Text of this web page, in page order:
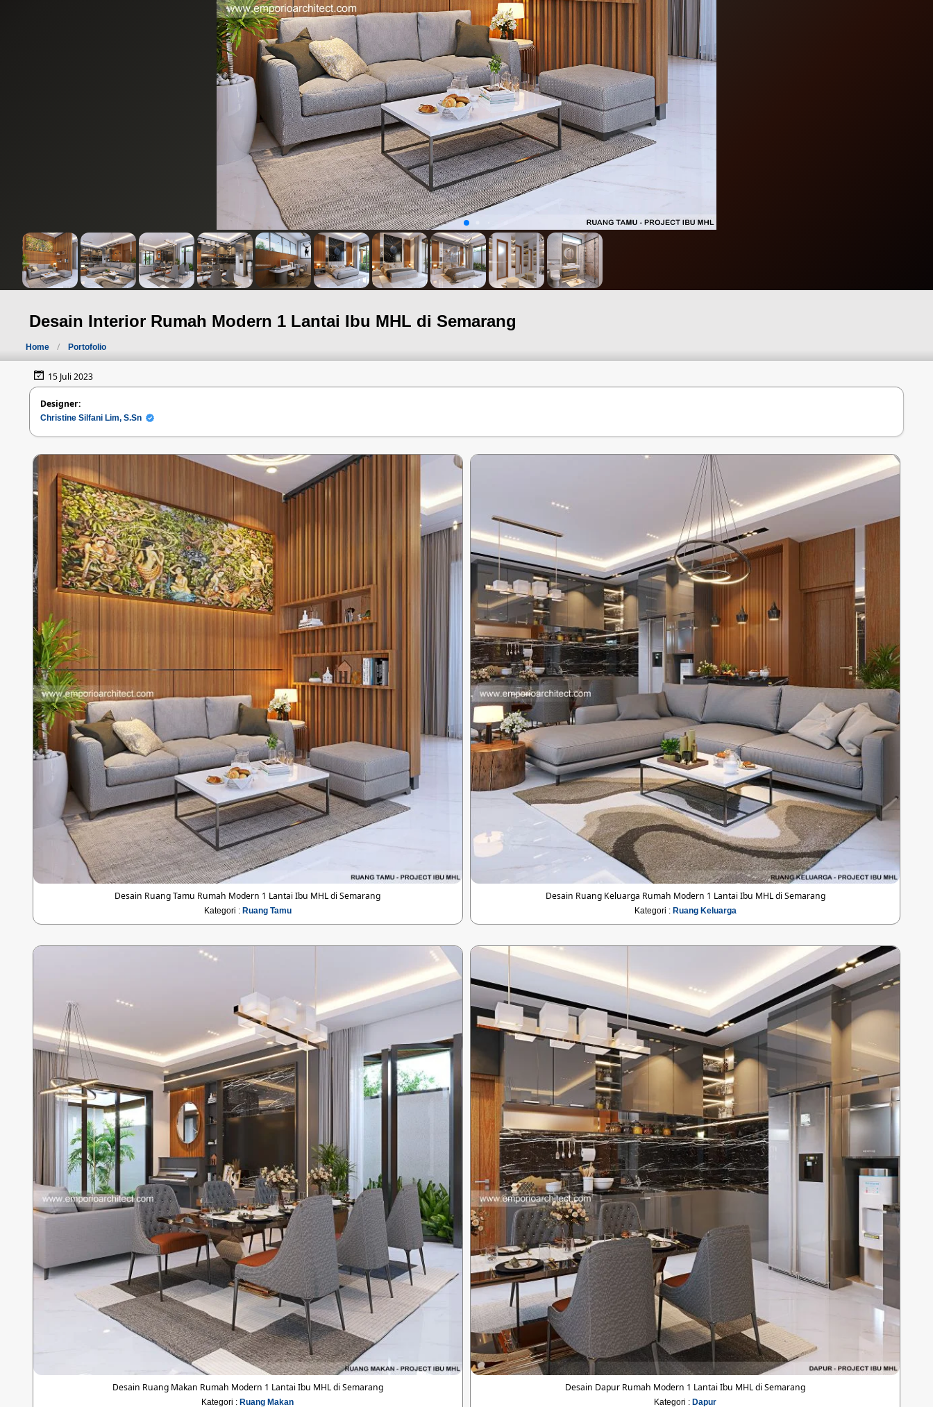
Desain Interior Rumah Modern 1 Lantai Ibu MHL di Semarang
Home Portofolio
15 Juli 2023
Designer:
Christine Silfani Lim, S.Sn
Desain Ruang Tamu Rumah Modern 1 Lantai Ibu MHL di Semarang
Kategori : Ruang Tamu
Desain Ruang Keluarga Rumah Modern 1 Lantai Ibu MHL di Semarang
Kategori : Ruang Keluarga
Desain Ruang Makan Rumah Modern 1 Lantai Ibu MHL di Semarang
Kategori : Ruang Makan
Desain Dapur Rumah Modern 1 Lantai Ibu MHL di Semarang
Kategori : Dapur